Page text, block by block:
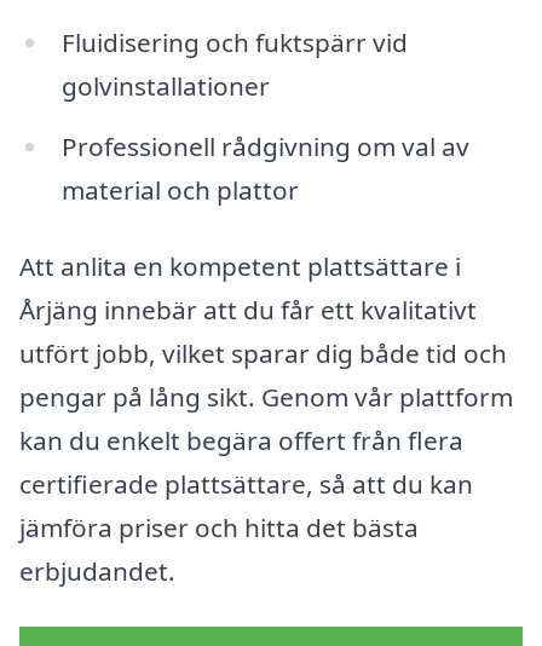
Fluidisering och fuktspärr vid
golvinstallationer
Professionell rådgivning om val av
material och plattor
Att anlita en kompetent plattsättare i
Årjäng innebär att du får ett kvalitativt
utfört jobb, vilket sparar dig både tid och
pengar på lång sikt. Genom vår plattform
kan du enkelt begära offert från flera
certifierade plattsättare, så att du kan
jämföra priser och hitta det bästa
erbjudandet.